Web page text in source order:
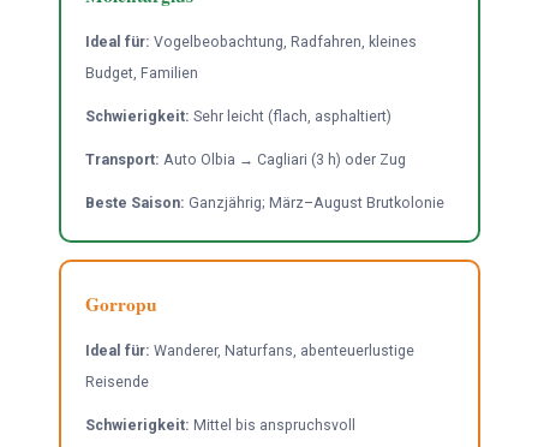
Ideal für: Vogelbeobachtung, Radfahren, kleines
Budget, Familien
Schwierigkeit: Sehr leicht (flach, asphaltiert)
Transport: Auto Olbia → Cagliari (3 h) oder Zug
Beste Saison: Ganzjährig; März–August Brutkolonie
Gorropu
Ideal für: Wanderer, Naturfans, abenteuerlustige
Reisende
Schwierigkeit: Mittel bis anspruchsvoll